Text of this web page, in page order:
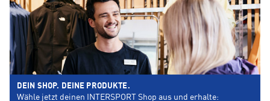
DEIN SHOP. DEINE PRODUKTE.
Wähle jetzt deinen INTERSPORT Shop aus und erhalte: